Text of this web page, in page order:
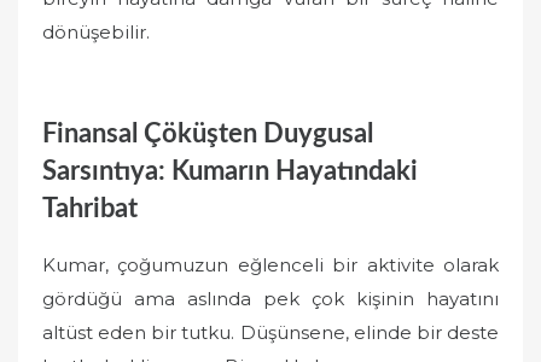
dönüşebilir.
Finansal Çöküşten Duygusal
Sarsıntıya: Kumarın Hayatındaki
Tahribat
Kumar, çoğumuzun eğlenceli bir aktivite olarak
gördüğü ama aslında pek çok kişinin hayatını
altüst eden bir tutku. Düşünsene, elinde bir deste